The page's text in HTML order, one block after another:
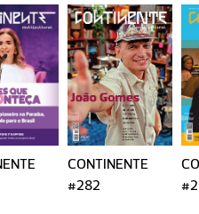
CONTINENTE
#282